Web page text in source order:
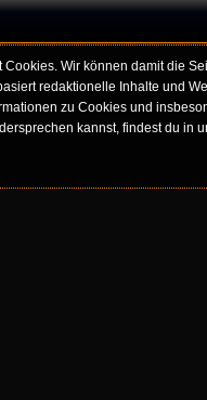
Cookies. Wir können damit die
redaktionelle Inhalte und
zu Cookies und
kannst, findest du in